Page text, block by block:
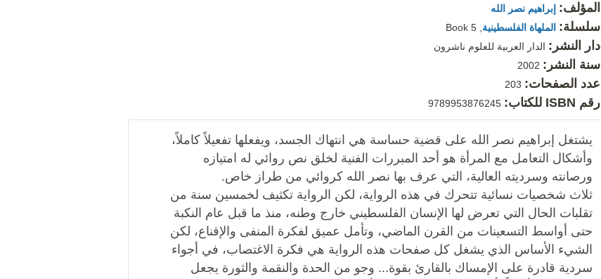
المؤلف: إبراهيم نصر الله
سلسلة: الملهاة الفلسطينية
دار النشر: الدار العربية للعلوم ناشرون
سنة النشر:
عدد الصفحات:
رقم ISBN للكتاب: 9789953876245
يشتغل إبراهيم نصر الله على قضية حساسة هي انتهاك الجسد، ويفعلها تفعيلاً كاملاً،
وأشكال التعامل مع المرأة هو أحد المبررات الفنية لخلق نص روائي له امتيازه
ورصانته وسرديته العالية، التي عرف بها نصر الله كروائي من طراز خاص.
ثلاث شخصيات نسائية تتحرك في هذه الرواية، لكن الرواية تكثيف لخمسين سنة من
تقلبات الحال التي تعرض لها الإنسان الفلسطيني خارج وطنه، منذ ما قبل عام النكبة
حتى أواسط التسعينات من القرن الماضي، وتأمل عميق لفكرة المنفى والإقناع، لكن
الشيء الأساس الذي يشغل كل صفحات هذه الرواية هي فكرة الاغتصاب، في أجواء
سردية قادرة على الإمساك بالقارئ بقوة... وجو من الحدة والنقمة والثورة يجعل